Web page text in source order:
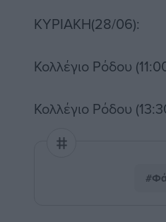
ΚΥΡΙΑΚΗ(28/06):
Κολλέγιο Ρόδου
Κολλέγιο Ρόδου